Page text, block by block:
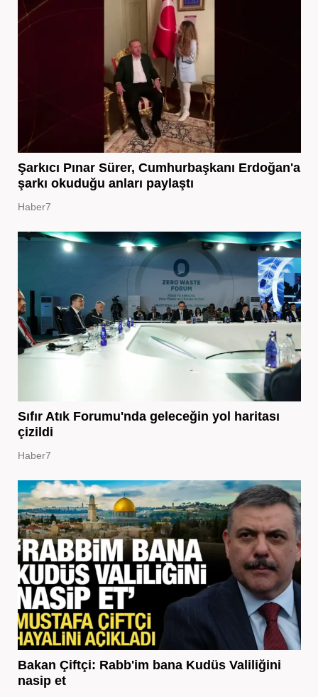
Şarkıcı Pınar Sürer, Cumhurbaşkanı Erdoğan'a
şarkı okuduğu anları paylaştı
Haber7
Sıfır Atık Forumu'nda geleceğin yol haritası
çizildi
Haber7
Bakan Çiftçi: Rabb'im bana Kudüs Valiliğini
nasip et